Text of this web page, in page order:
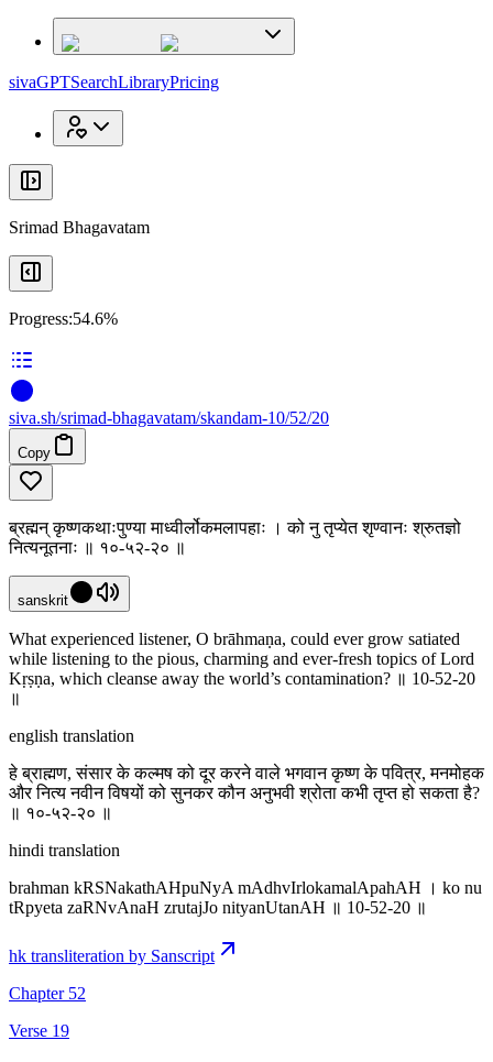
sivaGPTSearchLibraryPricing
Srimad Bhagavatam
Progress:54.6%
siva.sh/srimad-bhagavatam/skandam-10/52/20
Copy
ब्रह्मन् कृष्णकथाःपुण्या माध्वीर्लोकमलापहाः । को नु तृप्येत श‍ृण्वानः श्रुतज्ञो
नित्यनूतनाः ॥ १०-५२-२० ॥
sanskrit
What experienced listener, O brāhmaṇa, could ever grow satiated
while listening to the pious, charming and ever-fresh topics of Lord
Kṛṣṇa, which cleanse away the world’s contamination? ॥ 10-52-20
॥
english translation
हे ब्राह्मण, संसार के कल्मष को दूर करने वाले भगवान कृष्ण के पवित्र, मनमोहक
और नित्य नवीन विषयों को सुनकर कौन अनुभवी श्रोता कभी तृप्त हो सकता है?
॥ १०-५२-२० ॥
hindi translation
brahman kRSNakathAHpuNyA mAdhvIrlokamalApahAH । ko nu
tRpyeta za‍RNvAnaH zrutajJo nityanUtanAH ॥ 10-52-20 ॥
hk transliteration by Sanscript
Chapter 52
Verse 19